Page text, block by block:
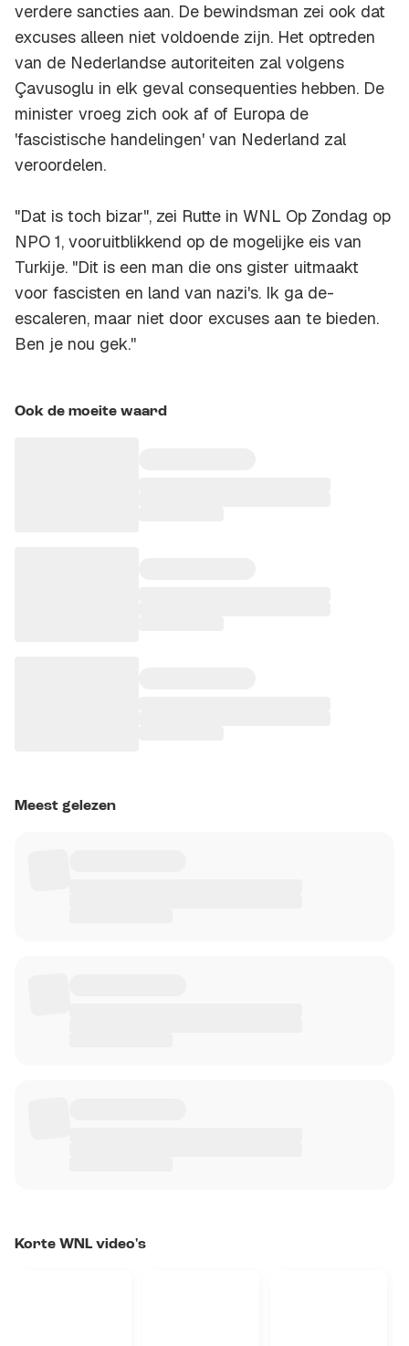
verdere sancties aan. De bewindsman zei ook dat
excuses alleen niet voldoende zijn. Het optreden
van de Nederlandse autoriteiten zal volgens
Çavusoglu in elk geval consequenties hebben. De
minister vroeg zich ook af of Europa de
'fascistische handelingen' van Nederland zal
veroordelen.
"Dat is toch bizar", zei Rutte in WNL Op Zondag op
NPO 1, vooruitblikkend op de mogelijke eis van
Turkije. "Dit is een man die ons gister uitmaakt
voor fascisten en land van nazi's. Ik ga de-
escaleren, maar niet door excuses aan te bieden.
Ben je nou gek.''
Ook de moeite waard
Meest gelezen
Korte WNL video's